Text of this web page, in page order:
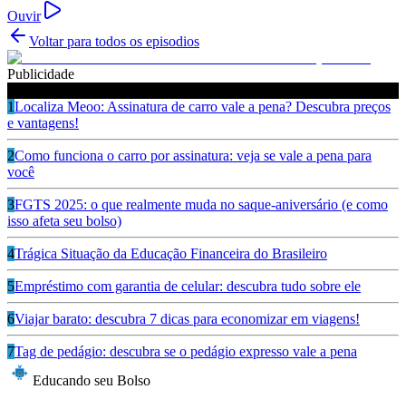
Ouvir
Voltar para todos os episodios
Publicidade
1Localiza Meoo: Assinatura de carro vale a pena? Descubra preços
e vantagens!
2Como funciona o carro por assinatura: veja se vale a pena para
você
3FGTS 2025: o que realmente muda no saque-aniversário (e como
isso afeta seu bolso)
4Trágica Situação da Educação Financeira do Brasileiro
5Empréstimo com garantia de celular: descubra tudo sobre ele
6Viajar barato: descubra 7 dicas para economizar em viagens!
7Tag de pedágio: descubra se o pedágio expresso vale a pena
Educando seu Bolso